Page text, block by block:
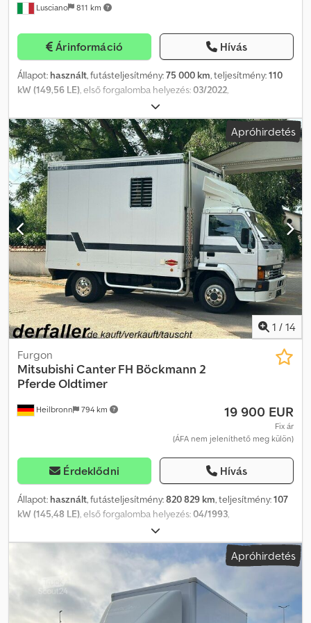
műszaki vizsga igénye esetén szívesen adunk ajánlatot partner
és/vagy feliratozott lehet. Az általános szállítási és fizetési
feltételeink érvényesek. Szívesen készítünk finanszírozási vagy
lízingajánlatot erre a járműre. Codpfx Acjv Nudkjgoha Kérjük,
keressen minket bizalommal!
Lusciano 811 km
Árinformáció Hívás
Állapot: használt, futásteljesítmény:75 000 km, teljesítmény:110
kW (149,56 LE), első forgalomba helyezés:03/2022,
fehér, hajtástípus:
kibocsátási osztály:Euro 6, Gyártási év:2022, Ötvözet furgon
tökéletes üzemállapotban Cjdpfey Unmzex AcgehaApróhirdetés
1 / 14
Heilbronn 794 km
Furgon
MitsubishiCanter FH Böckmann 2
Pferde Oldtimer
19 900 EUR
Fix ár
(ÁFA nem jeleníthető meg külön)
Érdeklődni Hívás
Állapot: használt, futásteljesítmény:820 829 km, teljesítmény:107
kW (145,48 LE), első forgalomba helyezés:04/1993,
, össztömeg:
(TÜV):02/2027, szín:fehér, hajtástípus:mechanikai, felfüggesztés:
, Felszereltség: utánfutó vonófej,
Tetőablak, válaszfal, veterán, rádió, dízel veterán, kézi váltó, 3
üléses, rádió, vonóhorog, oldalsó rámpa, 2 ló, tetőablakok, ablakok
a ló szállító részben, tárolóhely, nyereg- és kantártartó,
megengedett össztömeg 7.490 kg. SZÁMUNKRA AZ ÁLLAPOT ÉS A
Apróhirdetés